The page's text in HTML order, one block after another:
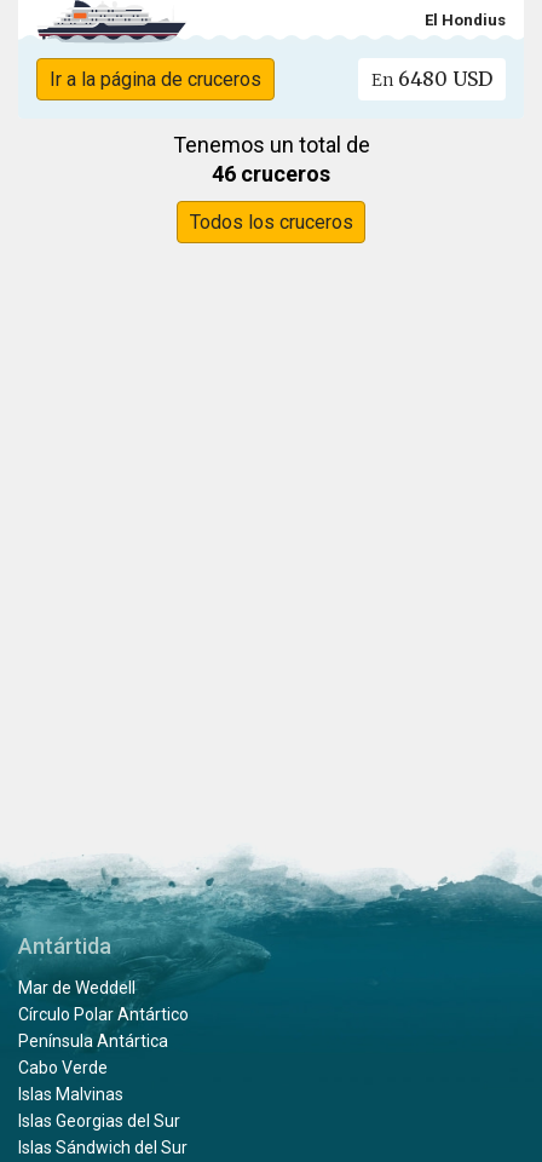
El Hondius
Ir a la página de cruceros En 6480 USD
Tenemos un total de
46 cruceros
Todos los cruceros
Antártida
Mar de Weddell
Círculo Polar Antártico
Península Antártica
Cabo Verde
Islas Malvinas
Islas Georgias del Sur
Islas Sándwich del Sur